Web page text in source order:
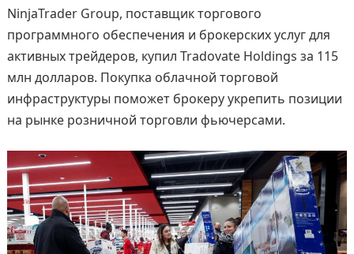
NinjaTrader Group, поставщик торгового
программного обеспечения и брокерских услуг для
активных трейдеров, купил Tradovate Holdings за 115
млн долларов. Покупка облачной торговой
инфраструктуры поможет брокеру укрепить позиции
на рынке розничной торговли фьючерсами.